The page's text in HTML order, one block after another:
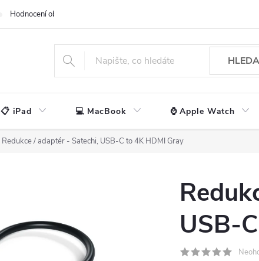
Hodnocení obchodu
📋 iPad 💻 MacBook ⌚ Apple Watch
Redukce / adaptér - Satechi, USB-C to 4K HDMI Gray
USB-